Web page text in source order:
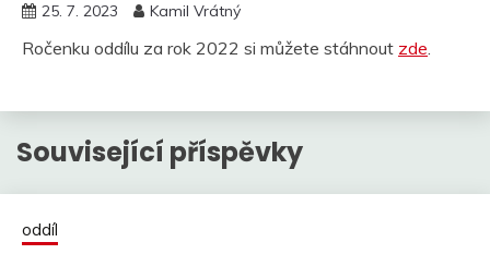
25. 7. 2023 Kamil Vrátný
Ročenku oddílu za rok 2022 si můžete stáhnout zde.
Související příspěvky
oddíl